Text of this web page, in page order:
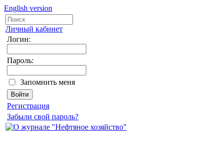
English version
Личный кабинет
Логин:
Пароль:
Запомнить меня
Регистрация
Забыли свой пароль?